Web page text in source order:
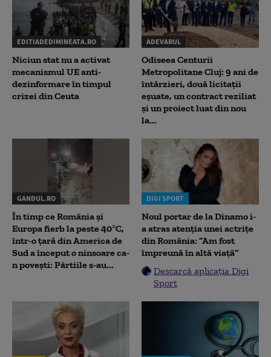
EDITIADEDIMINEATA.RO
Niciun stat nu a activat
mecanismul UE anti-
dezinformare în timpul
crizei din Ceuta
ADEVARUL
Odiseea Centurii
Metropolitane Cluj: 9 ani de
întârzieri, două licitații
eșuate, un contract reziliat
și un proiect luat din nou
la...
GANDUL.RO
În timp ce România și
Europa fierb la peste 40°C,
într-o țară din America de
Sud a început o ninsoare ca-
n povești: Pârtiile s-au...
DIGI SPORT
Noul portar de la Dinamo i-
a atras atenția unei actrițe
din România: ”Am fost
împreună în altă viață”
Descarcă aplicația Digi
Sport